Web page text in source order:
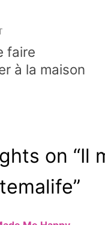
faire
à la maison
on “Il
”